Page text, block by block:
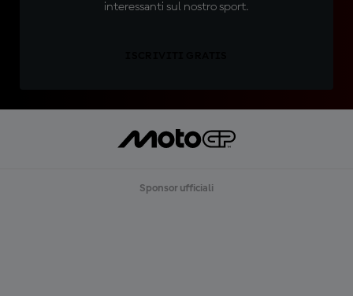
interessanti sul nostro sport.
Sponsor ufficiali